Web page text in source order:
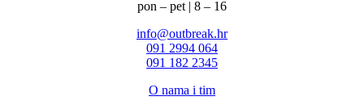
pon – pet | 8 – 16
info@outbreak.hr
‪091 2994 064
091 182 2345
O nama i tim